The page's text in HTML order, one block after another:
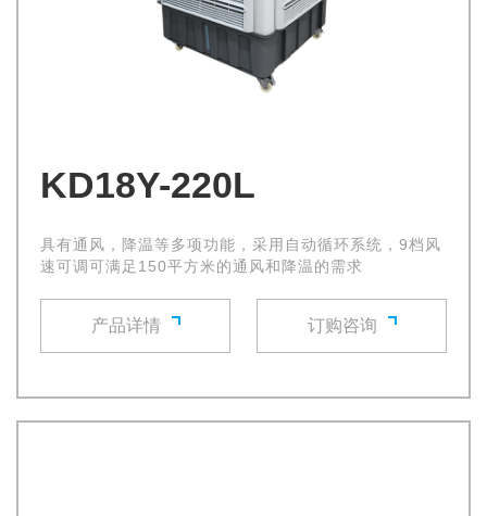
KD18Y-220L
具有通风，降温等多项功能，采用自动循环系统，9档风
速可调可满足150平方米的通风和降温的需求
产品详情 订购咨询